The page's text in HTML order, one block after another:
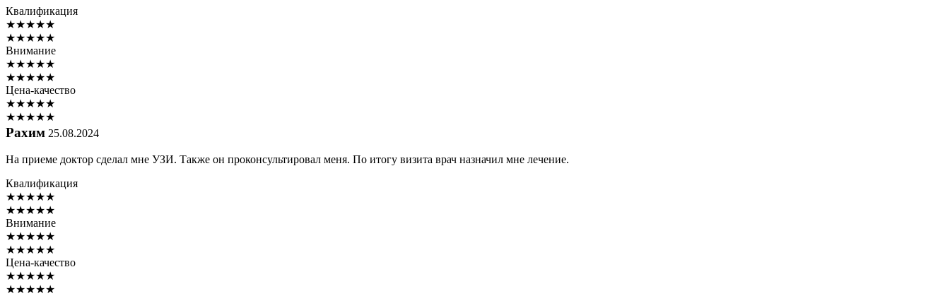
Квалификация
★★★★★
★★★★★
Внимание
★★★★★
★★★★★
Цена-качество
★★★★★
★★★★★
Рахим 25.08.2024
На приеме доктор сделал мне УЗИ. Также он проконсультировал меня. По итогу визита врач назначил мне лечение.
Квалификация
★★★★★
★★★★★
Внимание
★★★★★
★★★★★
Цена-качество
★★★★★
★★★★★